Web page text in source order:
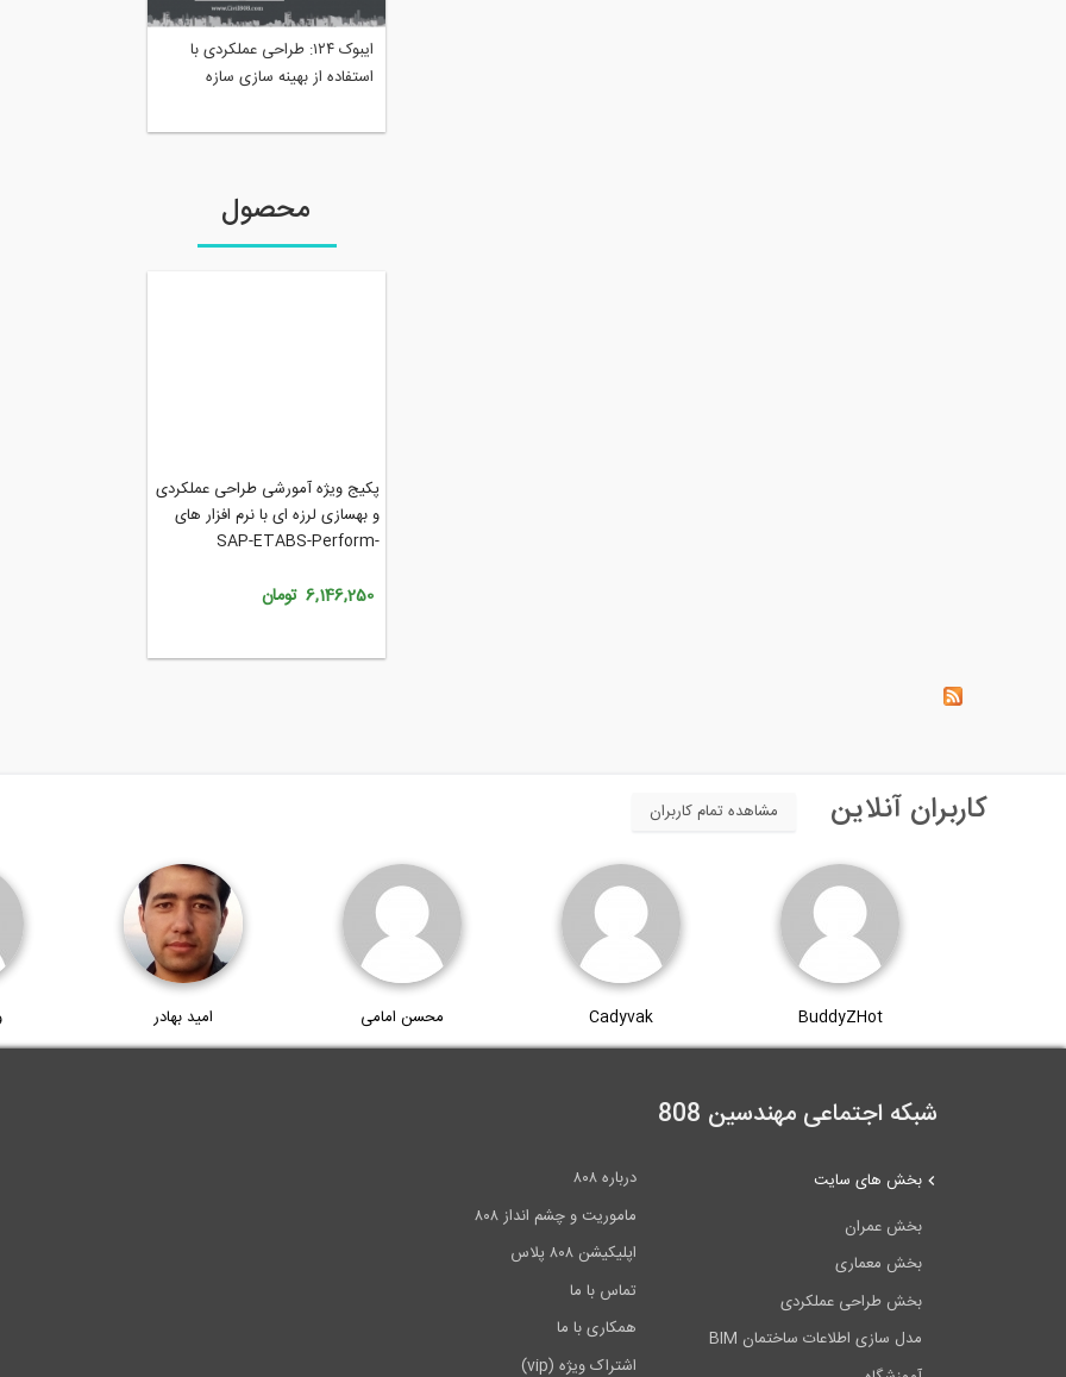
ایبوک ۱۲۴: طراحی عملکردی با
استفاده از بهینه سازی سازه
محصول
پکیج ویژه آمورشی طراحی عملکردی
و بهسازی لرزه ای با نرم افزار های
SAP-ETABS-Perform-
6,146,250 تومان
کاربران آنلاین مشاهده تمام کاربران
BuddyZHot
Cadyvak محسن امامی امید بهادر
شبکه اجتماعی مهندسین 808
درباره ۸۰۸
ماموریت و چشم انداز ۸۰۸
اپلیکیشن ۸۰۸ پلاس
تماس با ما
همکاری با ما
اشتراک ویژه (vip)
بخش های سایت
بخش عمران
بخش معماری
بخش طراحی عملکردی
مدل سازی اطلاعات ساختمان BIM